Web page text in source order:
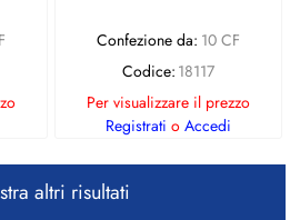
Confezione da: 10 CF
Codice: 18117
Per visualizzare il prezzo
Registrati o Accedi
altri risultati